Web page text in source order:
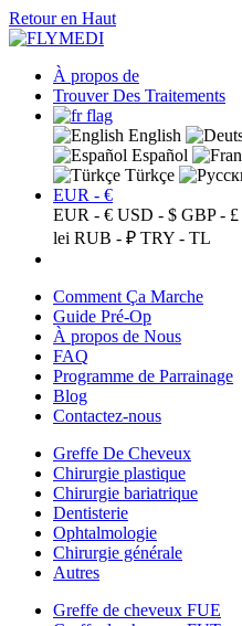
Retour en Haut
À propos de
Trouver Des Traitements
English
Español
Türkçe
EUR - €
EUR - € USD - $ GBP - £
lei RUB - ₽ TRY - TL
Comment Ça Marche
Guide Pré-Op
À propos de Nous
FAQ
Programme de Parrainage
Blog
Contactez-nous
Greffe De Cheveux
Chirurgie plastique
Chirurgie bariatrique
Dentisterie
Ophtalmologie
Chirurgie générale
Autres
Greffe de cheveux FUE